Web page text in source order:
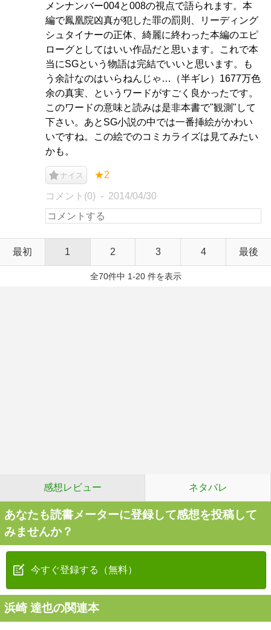
メンナンバー004と008の視点で語られます。本
編で鳳凰院凶真が犯した罪の罰則、リーディング
シュタイナーの正体、綺麗に終わった本編のエピ
ローグとしてはいい作品だと思います。これで本
当にSGという物語は完結でいいと思います。も
う余計なのはいらねんじゃ…（半ギレ）1677万色
余の真実、というワードがすごく良かったです。
このワードの意味と読みは是非本書で"観測"して
下さい。あとSG小説の中では一番挿絵がかわい
いですね。この絵でのコミカライズは見てみたい
かも。
ナイス ★2
コメント(0) 2014/04/30
最初 1 2 3 4 最後
全70件中 1-20 件を表示
感想レビュー ネタバレ
あなたも読書メーターに登録して感想を投稿して
みませんか？
今すぐ登録する（無料）
浜崎 達也の関連本